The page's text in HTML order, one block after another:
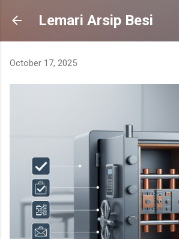
Skip to main content
Lemari Arsip Besi
October 17, 2025